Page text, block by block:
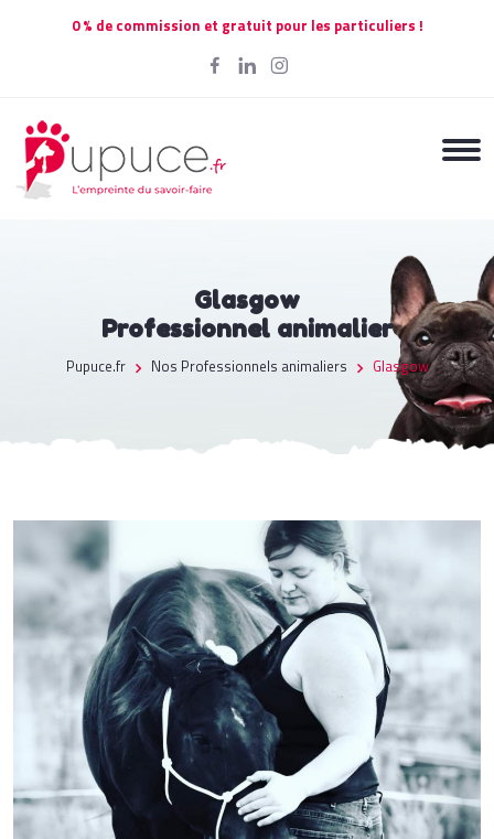
0 % de commission et gratuit pour les particuliers !
Glasgow
Professionnel animalier
Pupuce.fr Nos Professionnels animaliers Glasgow